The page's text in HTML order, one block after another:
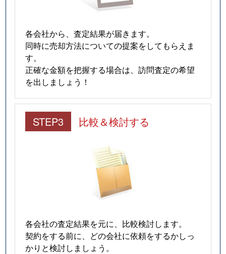
各会社から、査定結果が届きます。
同時に売却方法についての提案をしてもらえま
す。
正確な金額を把握する場合は、訪問査定の希望
を出しましょう！
STEP3 比較＆検討する
各会社の査定結果を元に、比較検討します。
契約をする前に、どの会社に依頼をするかしっ
かりと検討しましょう。